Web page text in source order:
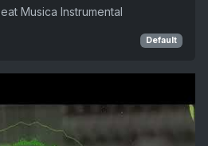
Musica Instrumental
Default